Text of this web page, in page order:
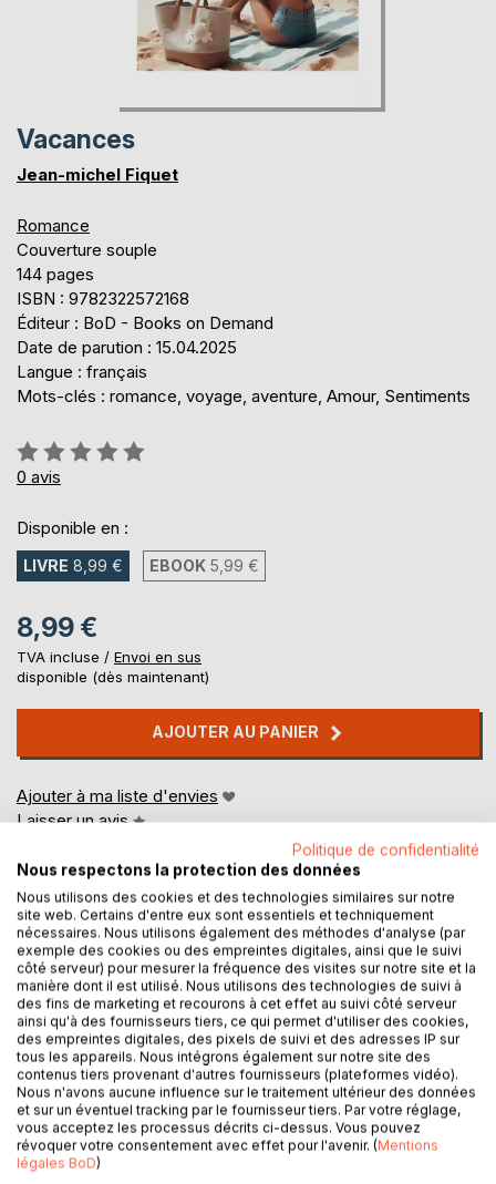
Vacances
Jean-michel Fiquet
Romance
Couverture souple
144 pages
ISBN : 9782322572168
Éditeur : BoD - Books on Demand
Date de parution : 15.04.2025
Langue : français
Mots-clés : romance, voyage, aventure, Amour, Sentiments
Évaluation:
0%
0 avis
Disponible en :
LIVRE 8,99 € EBOOK 5,99 €
8,99 €
TVA incluse / Envoi en sus
disponible (dès maintenant)
AJOUTER AU PANIER
Ajouter à ma liste d'envies
Laisser un avis
DESCRIPTION
Eloïse par en vacances en bord de mer, dans une petite
ville portuaire. Kévin, lui aussi souhaite se reposer dans
cette station balnéaire. Leurs chemins vont finir par se
croiser le temps d'une semaine...
Politique de confidentialité
Nous respectons la protection des données
Nous utilisons des cookies et des technologies similaires sur notre
site web. Certains d'entre eux sont essentiels et techniquement
nécessaires. Nous utilisons également des méthodes d'analyse (par
exemple des cookies ou des empreintes digitales, ainsi que le suivi
côté serveur) pour mesurer la fréquence des visites sur notre site et la
manière dont il est utilisé. Nous utilisons des technologies de suivi à
des fins de marketing et recourons à cet effet au suivi côté serveur
ainsi qu'à des fournisseurs tiers, ce qui permet d'utiliser des cookies,
des empreintes digitales, des pixels de suivi et des adresses IP sur
tous les appareils. Nous intégrons également sur notre site des
contenus tiers provenant d'autres fournisseurs (plateformes vidéo).
Nous n'avons aucune influence sur le traitement ultérieur des données
et sur un éventuel tracking par le fournisseur tiers. Par votre réglage,
vous acceptez les processus décrits ci-dessus. Vous pouvez
révoquer votre consentement avec effet pour l'avenir. (Mentions
légales BoD)